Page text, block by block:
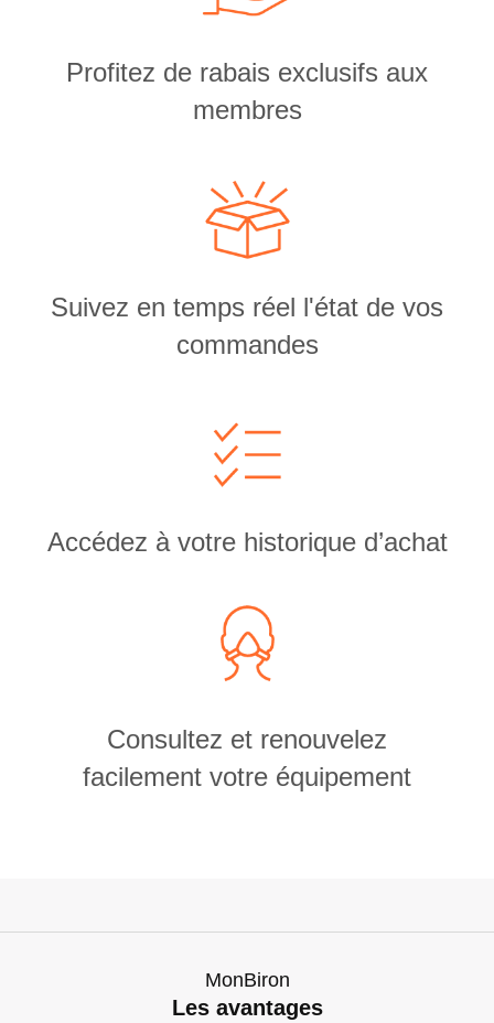
Profitez de rabais exclusifs aux
membres
Suivez en temps réel l'état de vos
commandes
Accédez à votre historique d’achat
Consultez et renouvelez
facilement votre équipement
MonBiron
Les avantages